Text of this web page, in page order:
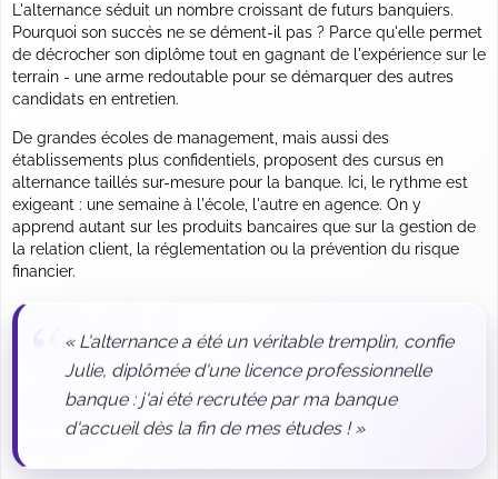
L'alternance séduit un nombre croissant de futurs banquiers.
Pourquoi son succès ne se dément-il pas ? Parce qu'elle permet
de décrocher son diplôme tout en gagnant de l'expérience sur le
terrain - une arme redoutable pour se démarquer des autres
candidats en entretien.
De grandes écoles de management, mais aussi des
établissements plus confidentiels, proposent des cursus en
alternance taillés sur-mesure pour la banque. Ici, le rythme est
exigeant : une semaine à l'école, l'autre en agence. On y
apprend autant sur les produits bancaires que sur la gestion de
la relation client, la réglementation ou la prévention du risque
financier.
« L'alternance a été un véritable tremplin, confie
Julie, diplômée d'une licence professionnelle
banque : j'ai été recrutée par ma banque
d'accueil dès la fin de mes études ! »